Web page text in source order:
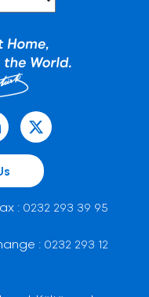
: 0232 293 39 95
: 0232 293 12